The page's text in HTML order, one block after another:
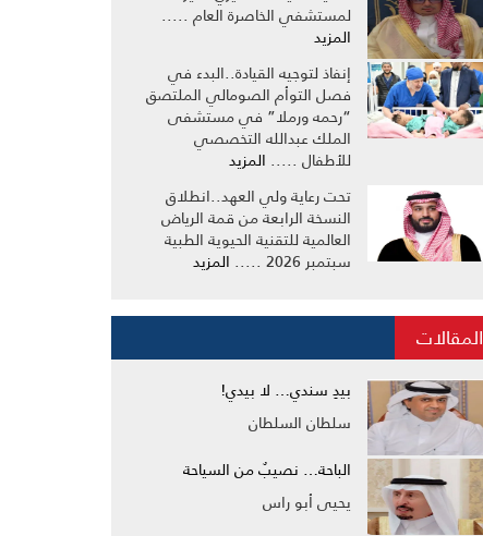
لمستشفي الخاصرة العام .....
المزيد
إنفاذ لتوجيه القيادة..البدء في
فصل التوأم الصومالي الملتصق
“رحمه ورملا” في مستشفى
الملك عبدالله التخصصي
للأطفال ..... المزيد
تحت رعاية ولي العهد..انطلاق
النسخة الرابعة من قمة الرياض
العالمية للتقنية الحيوية الطبية
سبتمبر 2026 .....
المزيد
المقالات
بيدِ سندي… لا بيدي!
سلطان السلطان
الباحة… نصيبٌ من السياحة
يحيى أبو راس